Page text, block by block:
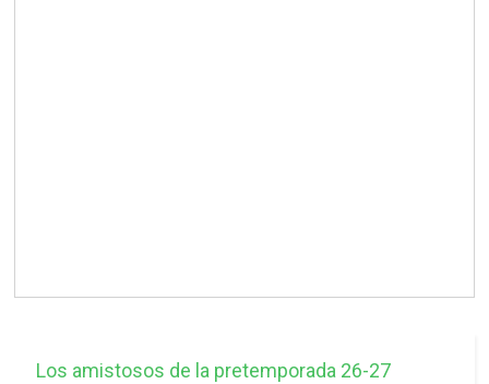
Los amistosos de la pretemporada 26-27